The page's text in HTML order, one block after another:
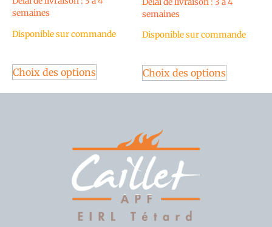
semaines
Disponible sur commande
Choix des options
semaines
Disponible sur commande
Choix des options